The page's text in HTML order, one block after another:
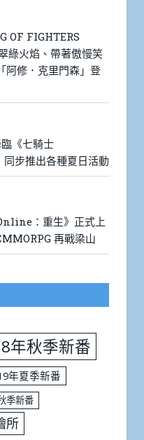
OF FIGHTERS
綠火焰、帶著傲慢笑
阿修．克里門森」登
《七騎士
同步推出各種夏日活動
：重生》正式上
再戰梁山
年秋季新番
年夏季新番
季新番
所